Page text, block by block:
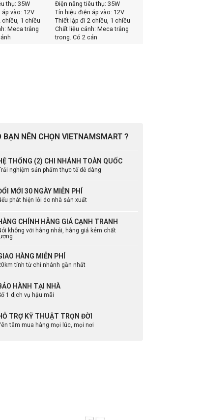
thụ: 35W
vào: 12V
chiều, 1 chiều
Meca trắng
Điện năng tiêu thụ: 35W
Tín hiệu điện áp vào: 12V
Thiết lập đi 2 chiều, 1 chiều
Chất liệu cánh: Meca trắng
trong. Có 2 cán
BẠN NÊN CHỌN VIETNAMSMART ?
THỐNG (2) CHI NHÁNH TOÀN QUỐC
nghiệm sản phẩm thực tế dễ dàng
MỚI 30 NGÀY MIỄN PHÍ
phát hiện lỗi do nhà sản xuất
CHÍNH HÃNG GIÁ CẠNH TRANH
không với hàng nhái, hàng giả kém chất
HÀNG MIỄN PHÍ
tính từ chi nhánh gần nhất
HÀNH TẠI NHÀ
1 dịch vụ hậu mãi
TRỢ KỸ THUẬT TRỌN ĐỜI
tâm mua hàng mọi lúc, mọi nơi